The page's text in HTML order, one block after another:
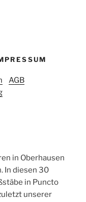
AGB
in Oberhausen
In diesen 30
in Puncto
unserer